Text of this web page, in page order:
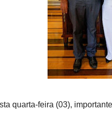
quarta-feira (03),